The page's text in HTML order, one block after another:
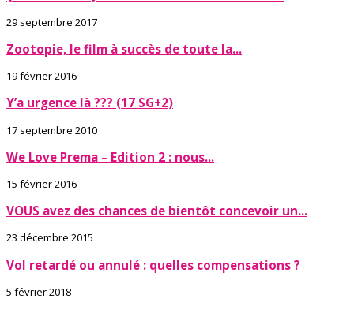
29 septembre 2017
Zootopie, le film à succès de toute la...
19 février 2016
Y’a urgence là ??? (17 SG+2)
17 septembre 2010
We Love Prema – Edition 2 : nous...
15 février 2016
VOUS avez des chances de bientôt concevoir un...
23 décembre 2015
Vol retardé ou annulé : quelles compensations ?
5 février 2018